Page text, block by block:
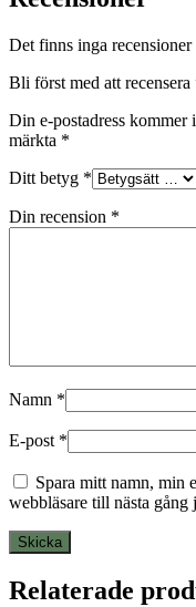
Det finns inga recensioner
Bli först med att
Din e-postadress kommer
märkta *
Ditt betyg *
Din recension *
Namn *
E-post *
Spara mitt namn, min
webbläsare till nästa gång
Relaterade